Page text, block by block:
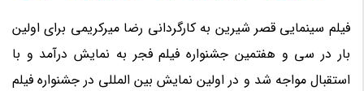
فیلم سینمایی قصر شیرین به کارگردانی رضا میرکریمی برای اولین
بار در سی و هفتمین جشنواره فیلم فجر به نمایش درآمد و با
استقبال مواجه شد و در اولین نمایش بین المللی در جشنواره فیلم